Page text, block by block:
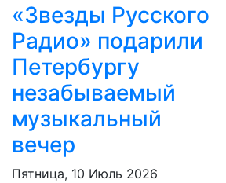
«Звезды Русского
Радио» подарили
Петербургу
незабываемый
музыкальный
вечер
Пятница, 10 Июль 2026